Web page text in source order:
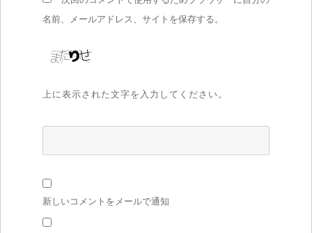
名前、メールアドレス、サイトを保存する。
上に表示された文字を入力してください。
新しいコメントをメールで通知